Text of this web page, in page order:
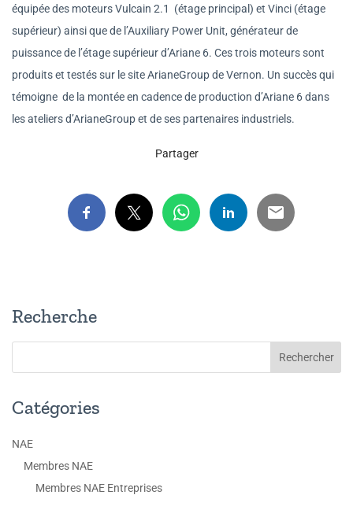
équipée des moteurs Vulcain 2.1 (étage principal) et Vinci (étage
supérieur) ainsi que de l’Auxiliary Power Unit, générateur de
puissance de l’étage supérieur d’Ariane 6. Ces trois moteurs sont
produits et testés sur le site ArianeGroup de Vernon. Un succès qui
témoigne de la montée en cadence de production d’Ariane 6 dans
les ateliers d’ArianeGroup et de ses partenaires industriels.
Partager
Recherche
Catégories
NAE
Membres NAE
Membres NAE Entreprises